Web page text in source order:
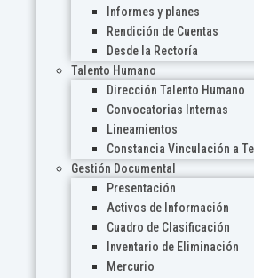
Informes y planes
Rendición de Cuentas
Desde la Rectoría
Talento Humano
Dirección Talento Humano
Convocatorias Internas
Lineamientos
Constancia Vinculación a
Gestión Documental
Presentación
Activos de Información
Cuadro de Clasificación
Inventario de Eliminación
Mercurio